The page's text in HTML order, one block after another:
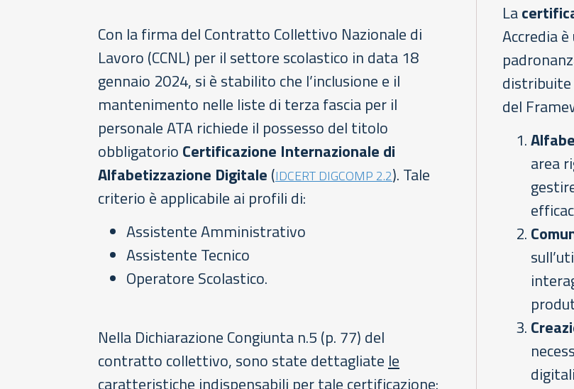
Con la firma del Contratto Collettivo Nazionale di
Lavoro (CCNL) per il settore scolastico in data 18
gennaio 2024, si è stabilito che l’inclusione e il
mantenimento nelle liste di terza fascia per il
personale ATA richiede il possesso del titolo
obbligatorio Certificazione Internazionale di
Alfabetizzazione Digitale (IDCERT DIGCOMP 2.2). Tale
criterio è applicabile ai profili di:
Assistente Amministrativo
Assistente Tecnico
Operatore Scolastico.
Nella Dichiarazione Congiunta n.5 (p. 77) del
contratto collettivo, sono state dettagliate le
La
Accredia
distribuite
del
area